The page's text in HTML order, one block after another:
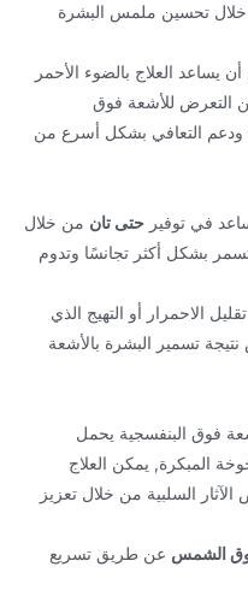
تحسين ملمس البشرة
يساعد العلاج بالضوء الأحمر
التعرض للأشعة فوق
ودعم التعافي بشكل أسرع من
في توفير حتى تانمن خلال
بشكل أكثر تجانسًا وتدوم
الاحمرار أو التهيج الذي
تسمير البشرة بالأشعة
فوق البنفسجية يحمل
المبكرة, يمكن العلاج
السلبية من خلال تعزيز
الشمسعن طريق تسريع